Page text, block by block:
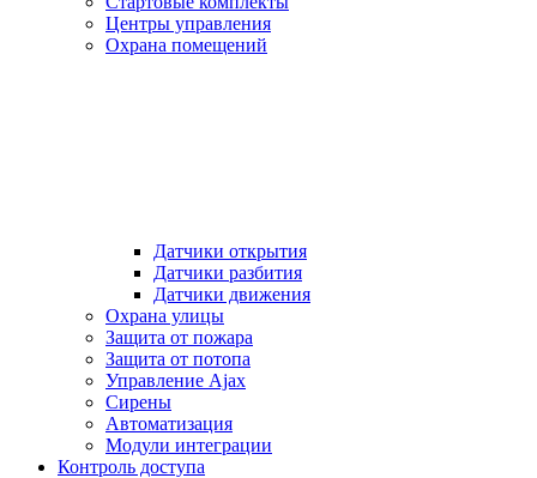
Центры управления
Охрана помещений
Датчики открытия
Датчики разбития
Датчики движения
Охрана улицы
Защита от пожара
Защита от потопа
Управление Ajax
Сирены
Автоматизация
Модули интеграции
Контроль доступа